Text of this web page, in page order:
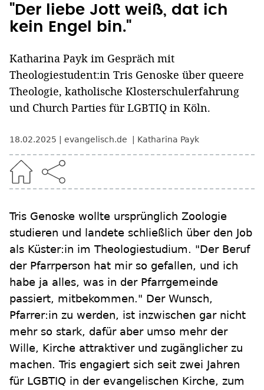
"Der liebe Jott weiß, dat ich
kein Engel bin."
Katharina Payk im Gespräch mit
Theologiestudent:in Tris Genoske über queere
Theologie, katholische Klosterschulerfahrung
und Church Parties für LGBTIQ in Köln.
18.02.2025 evangelisch.de Katharina Payk
Tris Genoske wollte ursprünglich Zoologie
studieren und landete schließlich über den Job
als Küster:in im Theologiestudium. "Der Beruf
der Pfarrperson hat mir so gefallen, und ich
habe ja alles, was in der Pfarrgemeinde
passiert, mitbekommen." Der Wunsch,
Pfarrer:in zu werden, ist inzwischen gar nicht
mehr so stark, dafür aber umso mehr der
Wille, Kirche attraktiver und zugänglicher zu
machen. Tris engagiert sich seit zwei Jahren
für LGBTIQ in der evangelischen Kirche, zum